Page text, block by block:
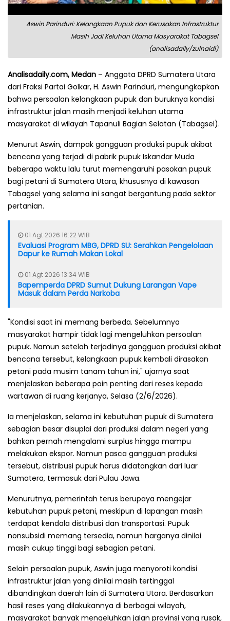
Aswin Parinduri: Kelangkaan Pupuk dan Kerusakan Infrastruktur
Masih Jadi Keluhan Utama Masyarakat Tabagsel
(analisadaily/zulnaidi)
Analisadaily.com, Medan – Anggota DPRD Sumatera Utara
dari Fraksi Partai Golkar, H. Aswin Parinduri, mengungkapkan
bahwa persoalan kelangkaan pupuk dan buruknya kondisi
infrastruktur jalan masih menjadi keluhan utama
masyarakat di wilayah Tapanuli Bagian Selatan (Tabagsel).
Menurut Aswin, dampak gangguan produksi pupuk akibat
bencana yang terjadi di pabrik pupuk Iskandar Muda
beberapa waktu lalu turut memengaruhi pasokan pupuk
bagi petani di Sumatera Utara, khususnya di kawasan
Tabagsel yang selama ini sangat bergantung pada sektor
pertanian.
01 Agt 2026 16:22 WIB
Evaluasi Program MBG, DPRD SU: Serahkan Pengelolaan
Dapur ke Rumah Makan Lokal
01 Agt 2026 13:34 WIB
Bapemperda DPRD Sumut Dukung Larangan Vape
Masuk dalam Perda Narkoba
"Kondisi saat ini memang berbeda. Sebelumnya
masyarakat hampir tidak lagi mengeluhkan persoalan
pupuk. Namun setelah terjadinya gangguan produksi akibat
bencana tersebut, kelangkaan pupuk kembali dirasakan
petani pada musim tanam tahun ini," ujarnya saat
menjelaskan beberapa poin penting dari reses kepada
wartawan di ruang kerjanya, Selasa (2/6/2026).
Ia menjelaskan, selama ini kebutuhan pupuk di Sumatera
sebagian besar disuplai dari produksi dalam negeri yang
bahkan pernah mengalami surplus hingga mampu
melakukan ekspor. Namun pasca gangguan produksi
tersebut, distribusi pupuk harus didatangkan dari luar
Sumatera, termasuk dari Pulau Jawa.
Menurutnya, pemerintah terus berupaya mengejar
kebutuhan pupuk petani, meskipun di lapangan masih
terdapat kendala distribusi dan transportasi. Pupuk
nonsubsidi memang tersedia, namun harganya dinilai
masih cukup tinggi bagi sebagian petani.
Selain persoalan pupuk, Aswin juga menyoroti kondisi
infrastruktur jalan yang dinilai masih tertinggal
dibandingkan daerah lain di Sumatera Utara. Berdasarkan
hasil reses yang dilakukannya di berbagai wilayah,
masyarakat banyak mengeluhkan jalan provinsi yang rusak,